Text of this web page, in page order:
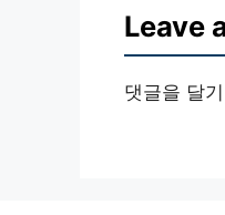
Leave
댓글을 달